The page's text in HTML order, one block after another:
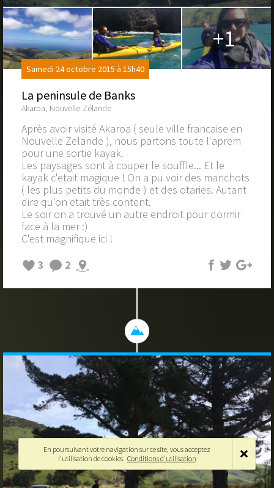
+1
Samedi 24 octobre 2015 à 15h40
La peninsule de Banks
Akaroa, Nouvelle-Zélande
Après avoir visité Akaroa ( seule ville francaise en
Nouvelle Zelande ), nous partons toute l'aprem
pour une sortie kayak.
Les paysages sont à couper le souffle... Et le
kayak c'etait magique ! On a pu voir des manchots
( les plus petits du monde ) et des otaries. Autant
dire qu'on etait très content.
Le soir on a trouvé un autre endroit pour dormir
face à la mer :)
C'est magnifique ici !
3
2
En poursuivant votre navigation sur ce site, vous acceptez
l'utilisation de cookies. Conditions d'utilisation